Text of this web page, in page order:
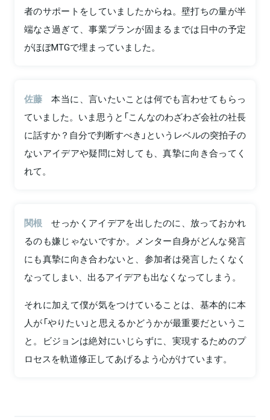
者のサポートをしていましたからね。壁打ちの量が半
端なさ過ぎて、事業プランが固まるまでは日中の予定
がほぼMTGで埋まっていました。
佐藤
本当に、言いたいことは何でも言わせてもらっ
ていました。いま思うと「こんなのわざわざ会社の社長
に話すか？自分で判断すべき」というレベルの突拍子の
ないアイデアや疑問に対しても、真摯に向き合ってく
れて。
関根
せっかくアイデアを出したのに、放っておかれ
るのも嫌じゃないですか。メンター自身がどんな発言
にも真摯に向き合わないと、参加者は発言したくなく
なってしまい、出るアイデアも出なくなってしまう。
それに加えて僕が気をつけていることは、基本的に本
人が「やりたい」と思えるかどうかが最重要だというこ
と。ビジョンは絶対にいじらずに、実現するためのプ
ロセスを軌道修正してあげるよう心がけています。